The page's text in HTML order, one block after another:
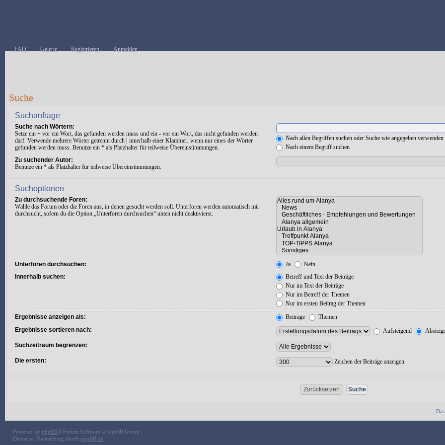
FAQ Galerie Registrieren Anmelden
Suche
Suchanfrage
Suche nach Wörtern:
Setze ein + vor ein Wort, das gefunden werden muss und ein - vor ein Wort, das nicht gefunden werden
darf. Verwende mehrere Wörter getrennt durch
innerhalb einer Klammer, wenn nur eines der Wörter
gefunden werden muss. Benutze ein * als Platzhalter für teilweise Übereinstimmungen.
Nach allen Begriffen suchen oder Suche wie angegeben verwenden
Nach einem Begriff suchen
Zu suchender Autor:
Benutze ein * als Platzhalter für teilweise Übereinstimmungen.
Suchoptionen
Zu durchsuchende Foren:
Wähle das Forum oder die Foren aus, in denen gesucht werden soll. Unterforen werden automatisch mit
durchsucht, sofern du die Option „Unterforen durchsuchen“ unten nicht deaktivierst.
Unterforen durchsuchen: Ja
Nein
Innerhalb suchen:
Betreff und Text der Beiträge
Nur im Text der Beiträge
Nur im Betreff der Themen
Nur im ersten Beitrag der Themen
Ergebnisse anzeigen als:
Beiträge
Themen
Ergebnisse sortieren nach:
Aufsteigend
Suchzeitraum begrenzen:
Die ersten: Zeichen der Beiträge anzeigen
Powered by phpBB® Forum Software © phpBB Group
Deutsche Übersetzung durch phpBB.de